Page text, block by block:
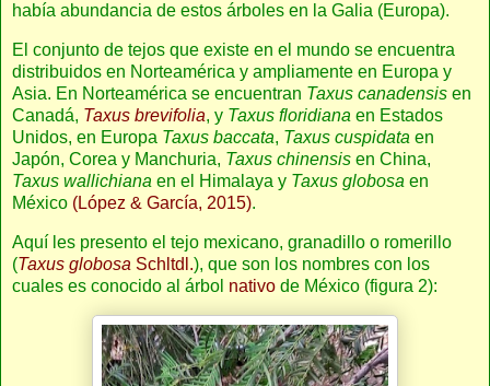
había abundancia de estos árboles en la Galia (Europa).
El conjunto de tejos que existe en el mundo se encuentra
distribuidos en Norteamérica y ampliamente en Europa y
Asia. En Norteamérica se encuentran Taxus canadensis en
Canadá, Taxus brevifolia, y Taxus floridiana en Estados
Unidos, en Europa Taxus baccata, Taxus cuspidata en
Japón, Corea y Manchuria, Taxus chinensis en China,
Taxus wallichiana en el Himalaya y Taxus globosa en
México (López & García, 2015).
Aquí les presento el tejo mexicano, granadillo o romerillo
(Taxus globosa Schltdl.), que son los nombres con los
cuales es conocido al árbol nativo de México (figura 2):